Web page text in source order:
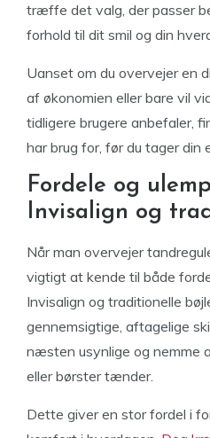
træffe det valg, der passer
forhold til dit smil og din
Uanset om du overvejer en
af økonomien eller bare vil
tidligere brugere anbefaler,
har brug for, før du tager din
Fordele og
Invisalign og
Når man overvejer
vigtigt at kende til både
Invisalign og traditionelle
gennemsigtige, aftagelige
næsten usynlige og nemme
eller børster tænder.
Dette giver en stor fordel i